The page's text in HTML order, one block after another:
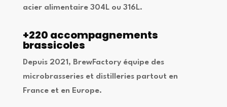
acier alimentaire 304L ou 316L.
+220 accompagnements
brassicoles
Depuis 2021, BrewFactory équipe des
microbrasseries et distilleries partout en
France et en Europe.